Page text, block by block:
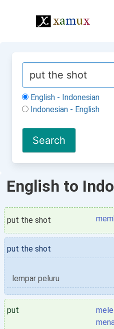
English - Indonesian
Indonesian - English
English to
put the shot
put the shot
lempar peluru
put